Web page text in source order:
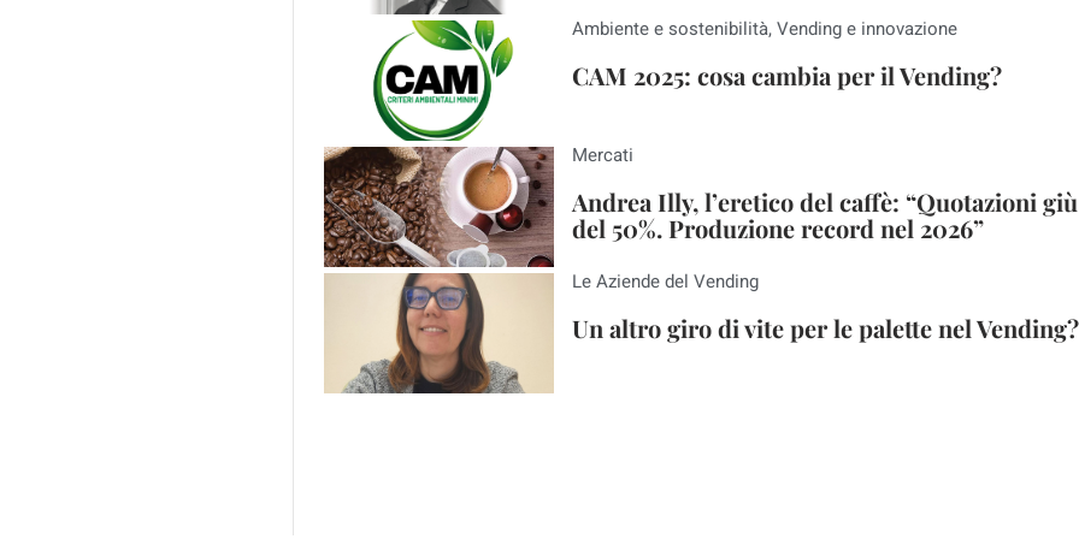
Ambiente e sostenibilità,Vending e innovazione
CAM 2025: cosa cambia per il Vending?
Mercati
Andrea Illy, l’eretico del caffè: “Quotazioni giù
del 50%. Produzione record nel 2026”
Le Aziende del Vending
Un altro giro di vite per le palette nel Vending?